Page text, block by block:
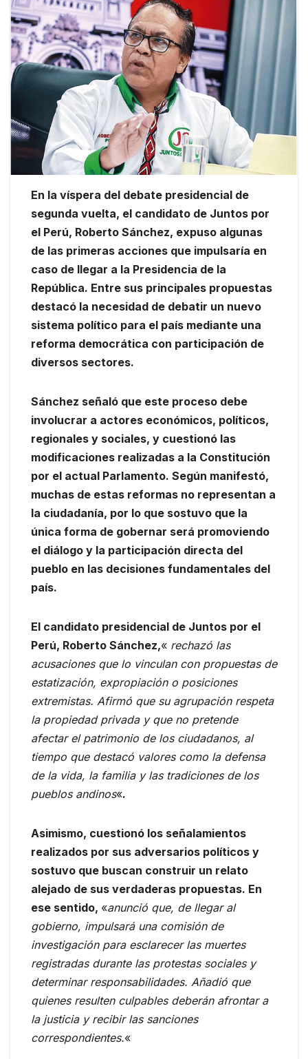
En la víspera del debate presidencial de
segunda vuelta, el candidato de Juntos por
el Perú, Roberto Sánchez, expuso algunas
de las primeras acciones que impulsaría en
caso de llegar a la Presidencia de la
República. Entre sus principales propuestas
destacó la necesidad de debatir un nuevo
sistema político para el país mediante una
reforma democrática con participación de
diversos sectores.
Sánchez señaló que este proceso debe
involucrar a actores económicos, políticos,
regionales y sociales, y cuestionó las
modificaciones realizadas a la Constitución
por el actual Parlamento. Según manifestó,
muchas de estas reformas no representan a
la ciudadanía, por lo que sostuvo que la
única forma de gobernar será promoviendo
el diálogo y la participación directa del
pueblo en las decisiones fundamentales del
país.
El candidato presidencial de Juntos por el
Perú, Roberto Sánchez,« rechazó las
acusaciones que lo vinculan con propuestas de
estatización, expropiación o posiciones
extremistas. Afirmó que su agrupación respeta
la propiedad privada y que no pretende
afectar el patrimonio de los ciudadanos, al
tiempo que destacó valores como la defensa
de la vida, la familia y las tradiciones de los
pueblos andinos«.
Asimismo, cuestionó los señalamientos
realizados por sus adversarios políticos y
sostuvo que buscan construir un relato
alejado de sus verdaderas propuestas. En
ese sentido, «anunció que, de llegar al
gobierno, impulsará una comisión de
investigación para esclarecer las muertes
registradas durante las protestas sociales y
determinar responsabilidades. Añadió que
quienes resulten culpables deberán afrontar a
la justicia y recibir las sanciones
correspondientes.«